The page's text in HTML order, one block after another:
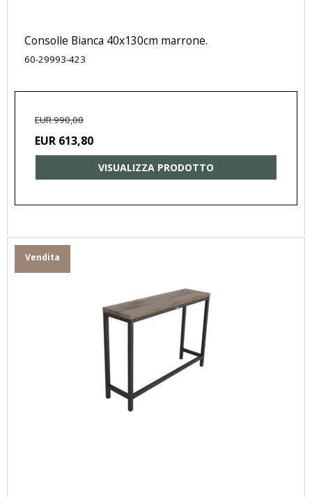
Consolle Bianca 40x130cm marrone.
60-29993-423
EUR 990,00
EUR 613,80
VISUALIZZA PRODOTTO
Vendita